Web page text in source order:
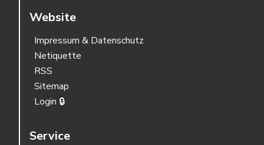
Website
Impressum & Datenschutz
Netiquette
RSS
Sitemap
Login 🔒
Service